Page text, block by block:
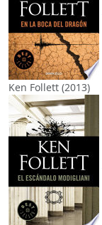
Ken Follett (2013)